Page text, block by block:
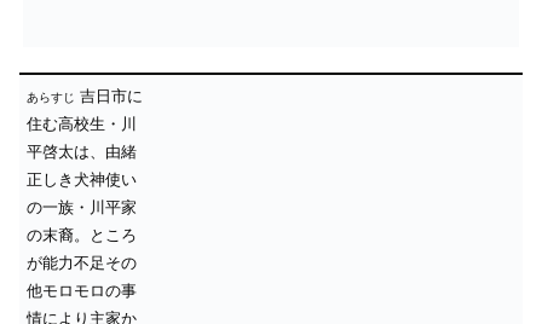
あらすじ 吉日市に
住む高校生・川
平啓太は、由緒
正しき犬神使い
の一族・川平家
の末裔。ところ
が能力不足その
他モロモロの事
情により主家か